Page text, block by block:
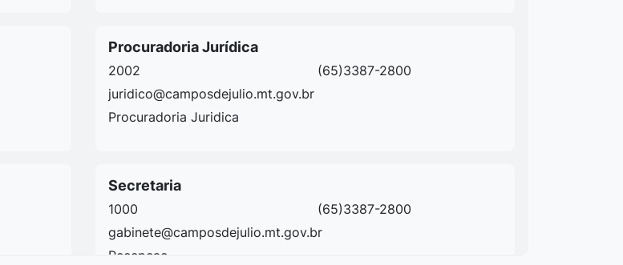
Procuradoria Jurídica
2002
(65)3387-2800
juridico@camposdejulio.mt.gov.br
Procuradoria Juridica
Secretaria
1000
(65)3387-2800
gabinete@camposdejulio.mt.gov.br
Recepcao